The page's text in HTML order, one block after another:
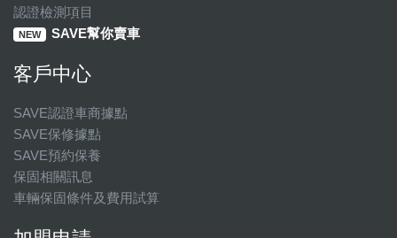
認證檢測項目
NEW SAVE幫你賣車
客戶中心
SAVE認證車商據點
SAVE保修據點
SAVE預約保養
保固相關訊息
車輛保固條件及費用試算